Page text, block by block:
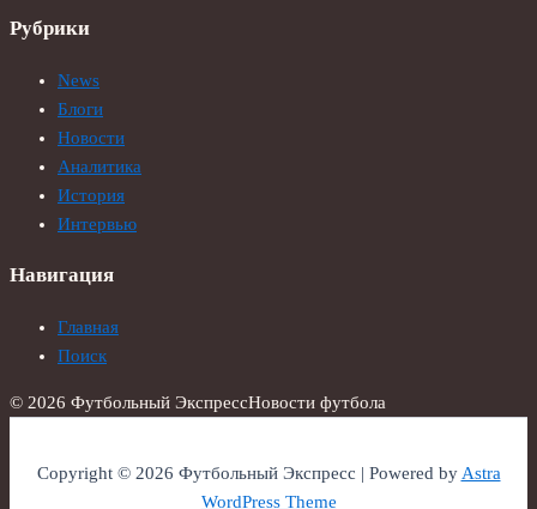
Рубрики
News
Блоги
Новости
Аналитика
История
Интервью
Навигация
Главная
Поиск
© 2026 Футбольный ЭкспрессНовости футбола
Copyright © 2026 Футбольный Экспресс | Powered byAstra
WordPress Theme